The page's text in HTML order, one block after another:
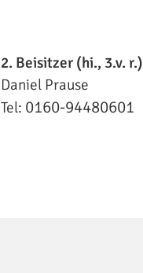
2. Beisitzer (hi., 3.v. r.)
Daniel Prause
Tel: 0160-94480601